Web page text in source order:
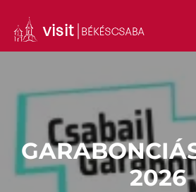
2026